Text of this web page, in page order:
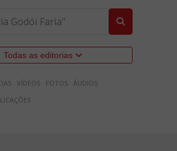
Todas as editorias
VÍDEOS FOTOS ÁUDIOS